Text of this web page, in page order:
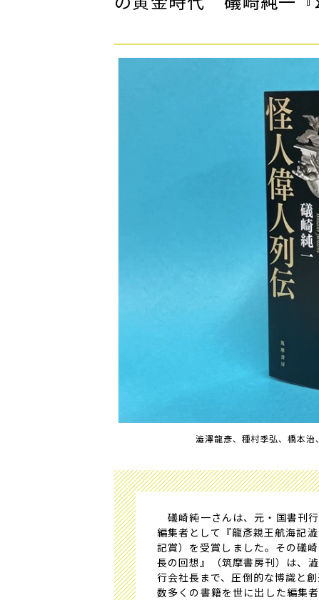
澁澤龍彥、種村季弘、橋本治
礒崎純一さんは、元・国書刊
編集者として『龍彥親王航海記
記賞）を受賞しました。その礒
長の回想』（筑摩書房刊）は、
行会社長まで、圧倒的な博識と
数多くの書籍を世に出した編集